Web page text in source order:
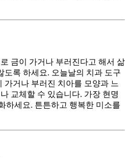
금이 가거나 부러진다고 해서 삶
도록 하세요. 오늘날의 치과 도구
가거나 부러진 치아를 모양과 느
교체할 수 있습니다. 가장 현명
하세요. 튼튼하고 행복한 미소를